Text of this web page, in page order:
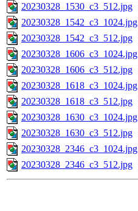
20230328_1530_c3_512.jpg
20230328_1542_c3_1024.jpg
20230328_1542_c3_512.jpg
20230328_1606_c3_1024.jpg
20230328_1606_c3_512.jpg
20230328_1618_c3_1024.jpg
20230328_1618_c3_512.jpg
20230328_1630_c3_1024.jpg
20230328_1630_c3_512.jpg
20230328_2346_c3_1024.jpg
20230328_2346_c3_512.jpg